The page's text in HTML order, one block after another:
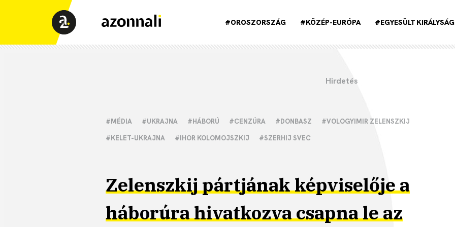
#OROSZORSZÁG #KÖZÉP-EURÓPA #EGYESÜLT KIRÁLYSÁG
#MÉDIA #UKRAJNA #HÁBORÚ #CENZÚRA #DONBASZ
#VOLOGYIMIR ZELENSZKIJ
#KELET-UKRAJNA
#IHOR KOLOMOJSZKIJ #SZERHIJ SVEC
Zelenszkij pártjának képviselője a
háborúra hivatkozva csapna le az